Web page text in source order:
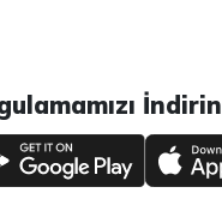
İndirin